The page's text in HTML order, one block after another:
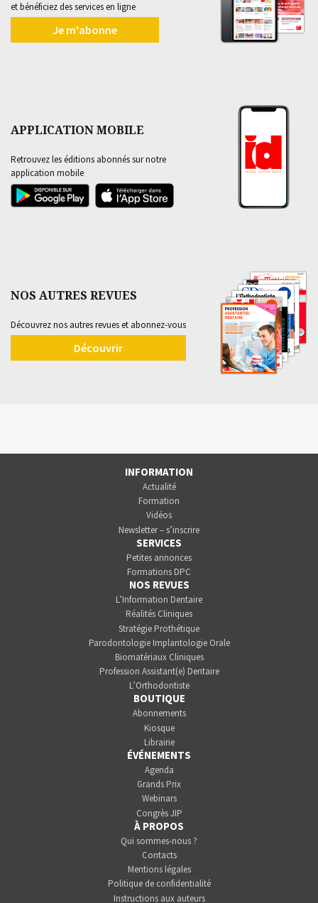
et bénéficiez des services en ligne
Je m'abonne
APPLICATION MOBILE
Retrouvez les éditions abonnés sur notre
application mobile
NOS AUTRES REVUES
Découvrez nos autres revues et abonnez-vous
Découvrir
INFORMATION
Actualité
Formation
Vidéos
Newsletter – s’inscrire
SERVICES
Petites annonces
Formations DPC
NOS REVUES
L’Information Dentaire
Réalités Cliniques
Stratégie Prothétique
Parodontologie Implantologie Orale
Biomatériaux Cliniques
Profession Assistant(e) Dentaire
L’Orthodontiste
BOUTIQUE
Abonnements
Kiosque
Librairie
ÉVÉNEMENTS
Agenda
Grands Prix
Webinars
Congrès JIP
À PROPOS
Qui sommes-nous ?
Contacts
Mentions légales
Politique de confidentialité
Instructions aux auteurs